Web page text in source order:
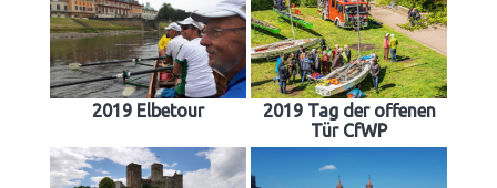
2019 Elbetour
2019 Tag der offenen
Tür CfWP